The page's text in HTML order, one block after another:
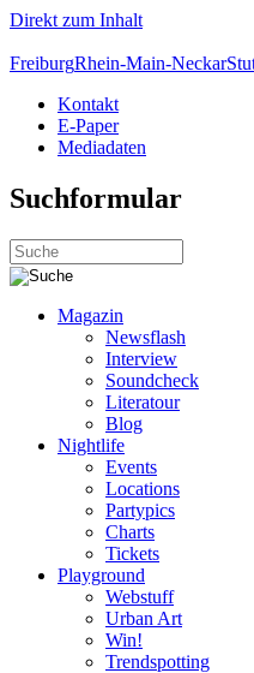
Direkt zum Inhalt
FreiburgRhein-Main-Neckar
Kontakt
E-Paper
Mediadaten
Suchformular
Magazin
Newsflash
Interview
Soundcheck
Literatour
Blog
Nightlife
Events
Locations
Partypics
Charts
Tickets
Playground
Webstuff
Urban Art
Win!
Trendspotting